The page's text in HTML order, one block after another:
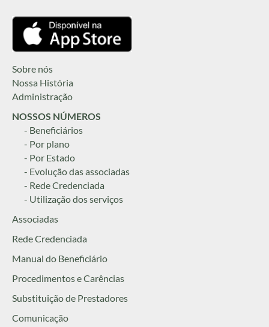
Sobre nós
Nossa História
Administração
NOSSOS NÚMEROS
- Beneficiários
- Por plano
- Por Estado
- Evolução das associadas
- Rede Credenciada
- Utilização dos serviços
Associadas
Rede Credenciada
Manual do Beneficiário
Procedimentos e Carências
Substituição de Prestadores
Comunicação